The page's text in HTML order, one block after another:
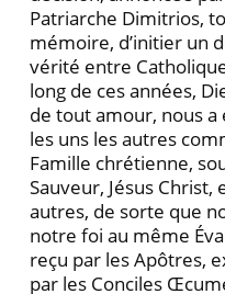
Patriarche Dimitrios,
mémoire, d’initier un
vérité entre
long de ces années,
de tout amour, nous
les uns les autres
Famille chrétienne,
Sauveur, Jésus Christ,
autres, de sorte que
notre foi au même
reçu par les Apôtres,
par les Conciles